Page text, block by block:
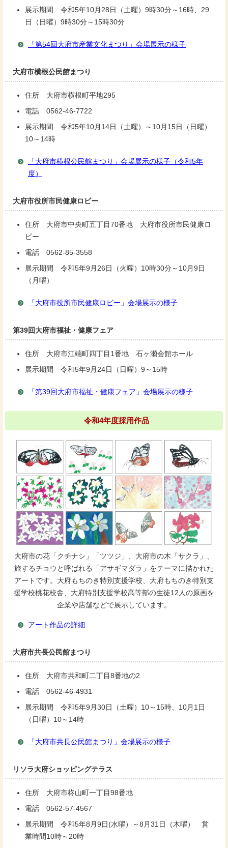
展示期間 令和5年10月28日（土曜）9時30分～16時、29
日（日曜）9時30分～15時30分
「第54回大府市産業文化まつり」会場展示の様子
大府市横根公民館まつり
住所 大府市横根町平地295
電話 0562-46-7722
展示期間 令和5年10月14日（土曜）～10月15日（日曜）
10～14時
「大府市横根公民館まつり」会場展示の様子（令和5年
度）
大府市役所市民健康ロビー
住所 大府市中央町五丁目70番地 大府市役所市民健康ロ
ビー
電話 0562-85-3558
展示期間 令和5年9月26日（火曜）10時30分～10月9日
（月曜）
「大府市役所市民健康ロビー」会場展示の様子
第39回大府市福祉・健康フェア
住所 大府市江端町四丁目1番地 石ヶ瀬会館ホール
展示期間 令和5年9月24日（日曜）9～15時
「第39回大府市福祉・健康フェア」会場展示の様子
令和4年度採用作品
大府市の花「クチナシ」「ツツジ」、大府市の木「サクラ」、
旅するチョウと呼ばれる「アサギマダラ」をテーマに描かれた
アートです。大府もちのき特別支援学校、大府もちのき特別支
援学校桃花校舎、大府特別支援学校高等部の生徒12人の原画を
企業や店舗などで展示しています。
アート作品の詳細
大府市共長公民館まつり
住所 大府市共和町二丁目8番地の2
電話 0562-46-4931
展示期間 令和5年9月30日（土曜）10～15時、10月1日
（日曜）10～14時
「大府市共長公民館まつり」会場展示の様子
リソラ大府ショッピングテラス
住所 大府市柊山町一丁目98番地
電話 0562-57-4567
展示期間 令和5年8月9日(水曜）～8月31日（木曜） 営
業時間10時～20時